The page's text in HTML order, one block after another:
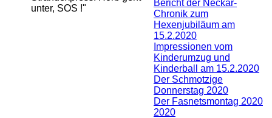
unter, SOS !"
Bericht der Neckar-
Chronik zum
Hexenjubiläum am
15.2.2020
Impressionen vom
Kinderumzug und
Kinderball am 15.2.2020
Der Schmotzige
Donnerstag 2020
Der Fasnetsmontag 2020
2020